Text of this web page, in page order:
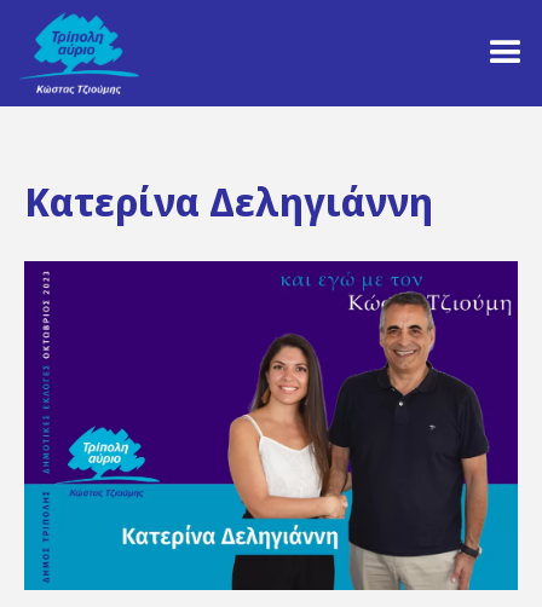
Κατερίνα Δεληγιάννη